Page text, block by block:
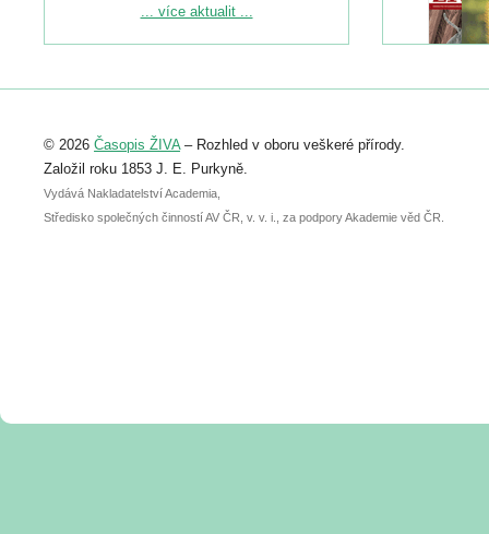
Podrobnější informace ke konferenci
Registrovat se můžete do 6. září.
abstraktu přihlášené přednášky nebo
posteru je už 30. června.
... více aktualit ...
© 2026 Časopis ŽIVA– Rozhled v oboru veškeré přírody.
Založil roku 1853 J. E. Purkyně.
Vydává Nakladatelství Academia,
Středisko společných činností AV ČR, v. v. i., za podpory Akademie věd ČR.